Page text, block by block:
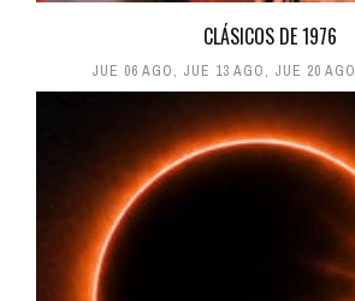
CLÁSICOS DE 1976
JUE 06 AGO, JUE 13 AGO, JUE 20 AGO